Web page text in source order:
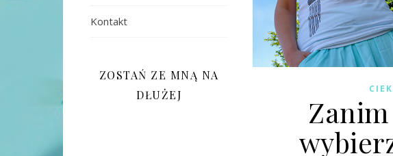
Kontakt
ZOSTAŃ ZE MNĄ NA
DŁUŻEJ